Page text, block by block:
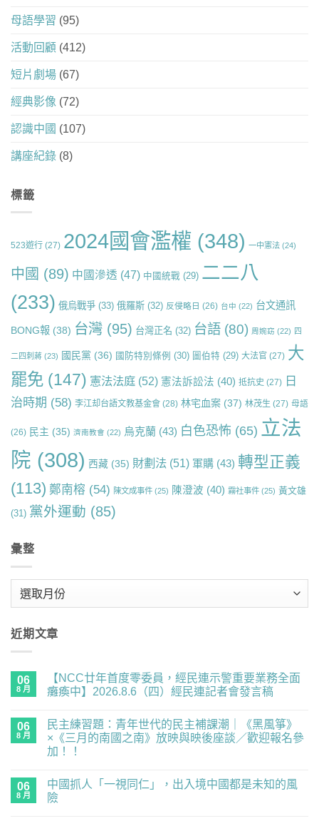
母語學習 (95)
活動回顧 (412)
短片劇場 (67)
經典影像 (72)
認識中國 (107)
講座紀錄 (8)
標籤
523遊行 (27) 2024國會濫權 (348) 一中憲法 (24)
中國 (89) 中國滲透 (47) 中國統戰 (29) 二二八
(233) 俄烏戰爭 (33) 俄羅斯 (32) 反侵略日 (26) 台中 (22) 台文通訊
BONG報 (38) 台灣 (95) 台灣正名 (32) 台語 (80) 周婉窈 (22) 四
二四刺蔣 (23) 國民黨 (36) 國防特別條例 (30) 圖伯特 (29) 大法官 (27) 大
罷免 (147) 憲法法庭 (52) 憲法訴訟法 (40) 抵抗史 (27) 日
治時期 (58) 李江却台語文教基金會 (28) 林宅血案 (37) 林茂生 (27) 母語
(26) 民主 (35) 濟南教會 (22) 烏克蘭 (43) 白色恐怖 (65) 立法
院 (308) 西藏 (35) 財劃法 (51) 軍購 (43) 轉型正義
(113) 鄭南榕 (54) 陳文成事件 (25) 陳澄波 (40) 霧社事件 (25) 黃文雄
(31) 黨外運動 (85)
彙整
近期文章
06
8 月
【NCC廿年首度零委員，經民連示警重要業務全面
癱瘓中】2026.8.6（四）經民連記者會發言稿
廿
首
度
員，
經
民
留
言
06
8 月
民主練習題：青年世代的民主補課潮｜《黑風箏》
×《三月的南國之南》放映與映後座談／歡迎報名參
加！！
主
練
習
留
言
06
8 月
中國抓人「一視同仁」，出入境中國都是未知的風
險